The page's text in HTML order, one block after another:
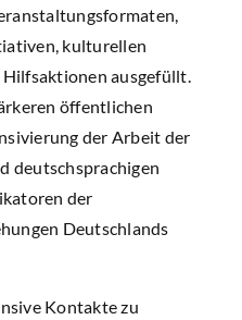
kulturellen
ausgefüllt.
öffentlichen
der Arbeit der
deutschsprachigen
der
Deutschlands
Kontakte zu